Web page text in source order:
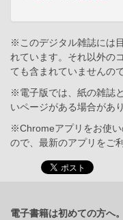
※このデジタル雑誌には
れています。それ以外の
ても含まれていませんの
※電子版では、紙の雑誌
いページがある場合があ
※Chromeアプリをお使
ので、最新のアプリをご
電子書籍は初めての方へ